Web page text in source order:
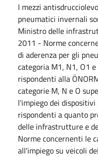
I mezzi
pneumatici invernali
Ministro delle
2011 - Norme
di aderenza per gli
categoria M1, N1, O1
rispondenti alla
categorie M, N e O
l'impiego dei
rispondenti a quanto
delle infrastrutture e
Norme concernenti le
all'impiego su veicoli